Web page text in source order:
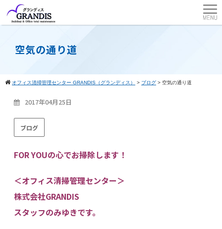
空気の通り道
オフィス清掃管理センター GRANDIS（グランディス） > ブログ > 空気の通り道
2017年04月25日
ブログ
FOR YOUの心でお掃除します！
＜オフィス清掃管理センター＞
株式会社GRANDIS
スタッフのみゆきです。